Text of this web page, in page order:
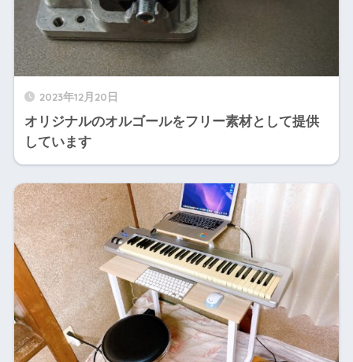
2023年12月20日
オリジナルのオルゴールをフリー素材として提供
しています